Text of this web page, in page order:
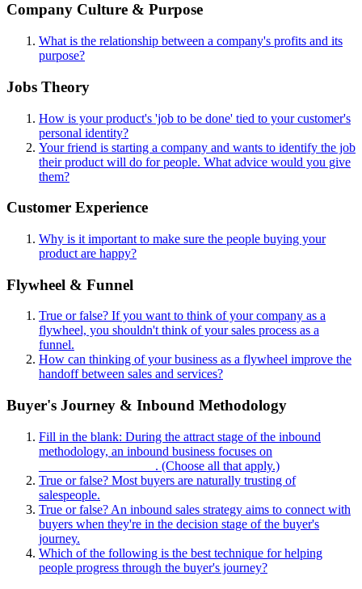
Company Culture & Purpose
What is the relationship between a company's profits and its
purpose?
Jobs Theory
How is your product's 'job to be done' tied to your customer's
personal identity?
Your friend is starting a company and wants to identify the job
their product will do for people. What advice would you give
them?
Customer Experience
Why is it important to make sure the people buying your
product are happy?
Flywheel & Funnel
True or false? If you want to think of your company as a
flywheel, you shouldn't think of your sales process as a
funnel.
How can thinking of your business as a flywheel improve the
handoff between sales and services?
Buyer's Journey & Inbound Methodology
Fill in the blank: During the attract stage of the inbound
methodology, an inbound business focuses on
__________________. (Choose all that apply.)
True or false? Most buyers are naturally trusting of
salespeople.
True or false? An inbound sales strategy aims to connect with
buyers when they're in the decision stage of the buyer's
journey.
Which of the following is the best technique for helping
people progress through the buyer's journey?